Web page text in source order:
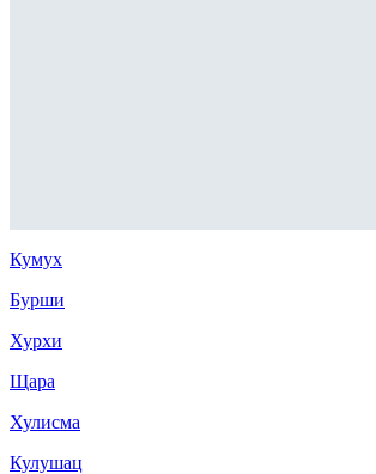
Кумух
Бурши
Хурхи
Щара
Хулисма
Кулушац